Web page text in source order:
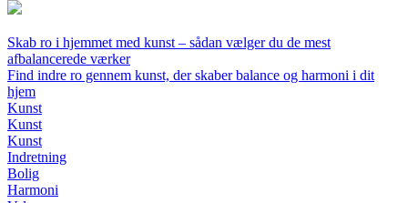
Skab ro i hjemmet med kunst – sådan vælger du de mest
afbalancerede værker
Find indre ro gennem kunst, der skaber balance og harmoni i dit
hjem
Kunst
Kunst
Kunst
Indretning
Bolig
Harmoni